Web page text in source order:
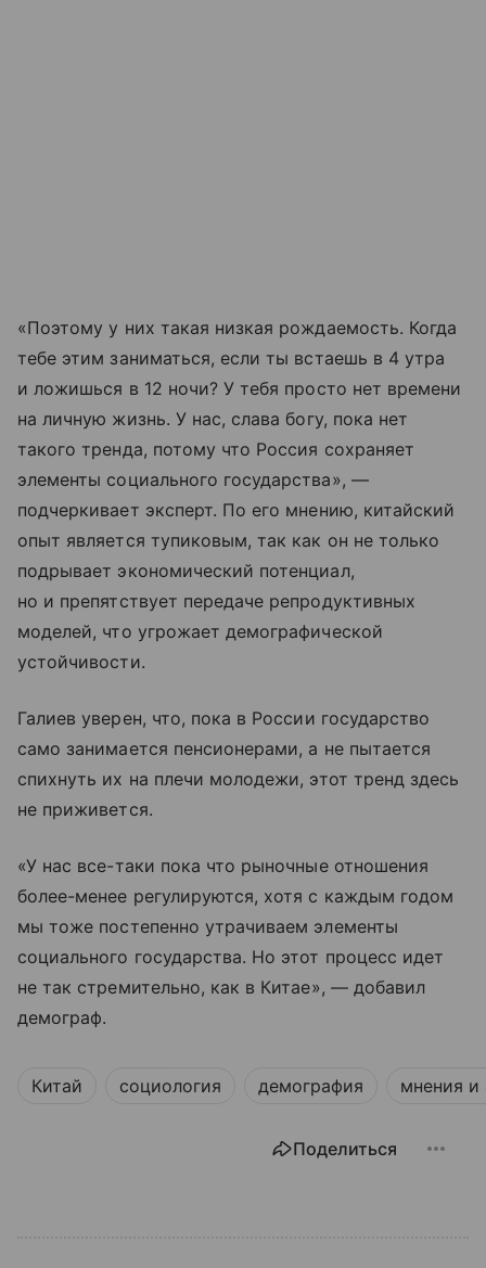
«Поэтому у них такая низкая рождаемость. Когда
тебе этим заниматься, если ты встаешь в 4 утра
и ложишься в 12 ночи? У тебя просто нет времени
на личную жизнь. У нас, слава богу, пока нет
такого тренда, потому что Россия сохраняет
элементы социального государства», —
подчеркивает эксперт. По его мнению, китайский
опыт является тупиковым, так как он не только
подрывает экономический потенциал,
но и препятствует передаче репродуктивных
моделей, что угрожает демографической
устойчивости.
Галиев уверен, что, пока в России государство
само занимается пенсионерами, а не пытается
спихнуть их на плечи молодежи, этот тренд здесь
не приживется.
«У нас все-таки пока что рыночные отношения
более-менее регулируются, хотя с каждым годом
мы тоже постепенно утрачиваем элементы
социального государства. Но этот процесс идет
не так стремительно, как в Китае», — добавил
демограф.
Китай социология демография мнения и
Поделиться